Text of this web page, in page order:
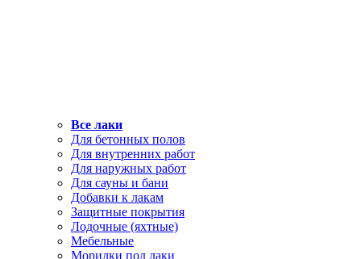
Все лаки
Для бетонных полов
Для внутренних работ
Для наружных работ
Для сауны и бани
Добавки к лакам
Защитные покрытия
Лодочные (яхтные)
Мебельные
Морилки под лаки